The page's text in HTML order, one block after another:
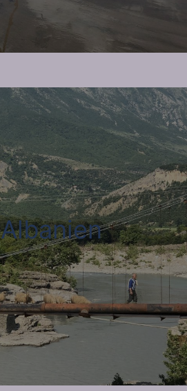
Albanien